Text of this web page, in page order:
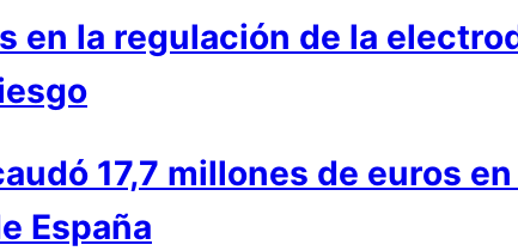
en la regulación de la
17,7 millones de euros
España